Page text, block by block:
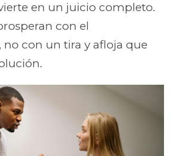
en un juicio completo.
con el
con un tira y afloja que